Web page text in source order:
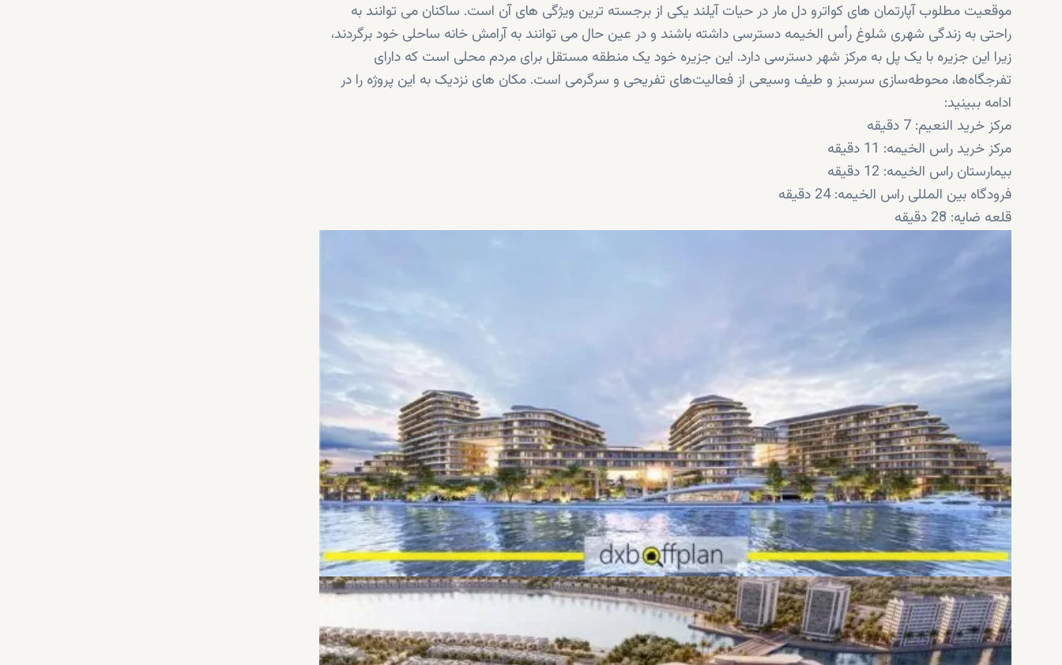
موقعیت مطلوب آپارتمان های کواترو دل مار در حیات آیلند یکی از برجسته ترین ویژگی های آن است. ساکنان می توانند به
راحتی به زندگی شهری شلوغ رأس الخیمه دسترسی داشته باشند و در عین حال می توانند به آرامش خانه ساحلی خود برگردند،
زیرا این جزیره با یک پل به مرکز شهر دسترسی دارد. این جزیره خود یک منطقه مستقل برای مردم محلی است که دارای
تفرجگاه‌ها، محوطه‌سازی سرسبز و طیف وسیعی از فعالیت‌های تفریحی و سرگرمی است. مکان های نزدیک به این پروژه را در
ادامه ببینید:
مرکز خرید النعیم: 7 دقیقه
مرکز خرید راس الخیمه: 11 دقیقه
بیمارستان راس الخیمه: 12 دقیقه
فرودگاه بین المللی راس الخیمه: 24 دقیقه
قلعه ضایه: 28 دقیقه